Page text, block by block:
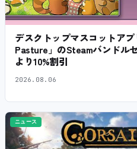
デスクトップマスコットア
Pasture」のSteamバンドル
より10%割引
2026.08.06
ニュース